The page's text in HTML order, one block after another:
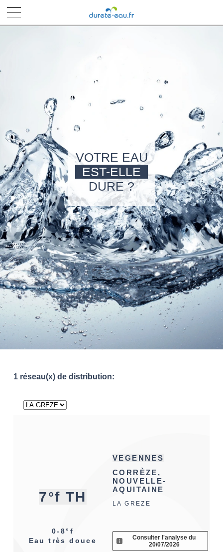
VOTRE EAU
EST-ELLE
DURE ?
1 réseau(x) de distribution:
7°f TH
0-8°f
Eau très douce
VEGENNES
CORRÈZE,
NOUVELLE-
AQUITAINE
LA GREZE
Consulter l'analyse du
20/07/2026